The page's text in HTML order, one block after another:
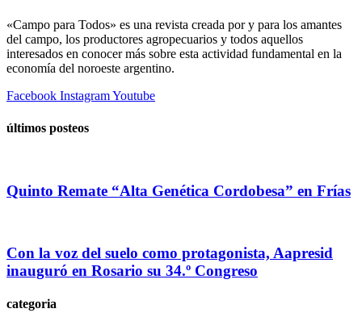
«Campo para Todos» es una revista creada por y para los amantes
del campo, los productores agropecuarios y todos aquellos
interesados en conocer más sobre esta actividad fundamental en la
economía del noroeste argentino.
Facebook InstagramYoutube
últimos posteos
Quinto Remate “Alta Genética Cordobesa” en Frías
Con la voz del suelo como protagonista, Aapresid
inauguró en Rosario su 34.º Congreso
categoria